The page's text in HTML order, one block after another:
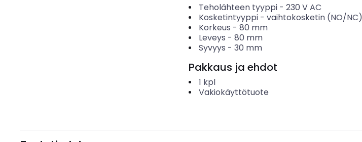
Teholähteen tyyppi- 230 V AC
Kosketintyyppi- vaihtokosketin (NO/NC)
Korkeus - 80 mm
Leveys - 80 mm
Syvyys - 30 mm
Pakkaus ja ehdot
1 kpl
Vakiokäyttötuote